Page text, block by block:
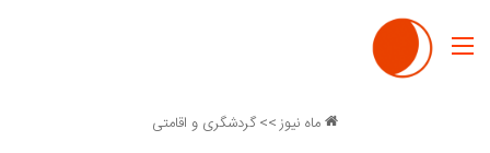
منو
ماه نیوز>>گردشگری و اقامتی